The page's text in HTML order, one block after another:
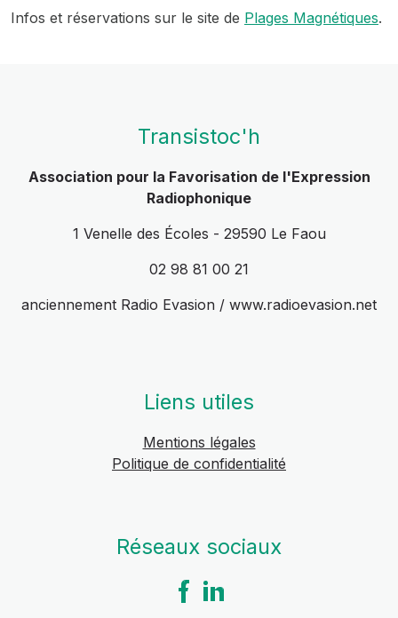
Infos et réservations sur le site de Plages Magnétiques.
Transistoc'h
Association pour la Favorisation de l'Expression
Radiophonique
1 Venelle des Écoles - 29590 Le Faou
02 98 81 00 21
anciennement Radio Evasion / www.radioevasion.net
Liens utiles
Mentions légales
Politique de confidentialité
Réseaux sociaux